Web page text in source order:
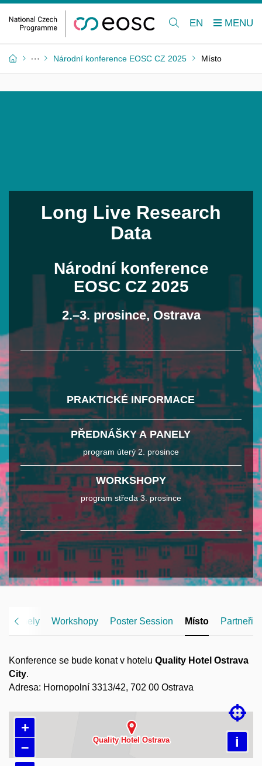
EN
Národní konference EOSC CZ 2025 Místo
Long Live Research
Data
Národní konference
EOSC CZ 2025
2.–3. prosince, Ostrava
PRAKTICKÉ INFORMACE
PŘEDNÁŠKY A PANELY
program úterý 2. prosince
WORKSHOPY
program středa 3. prosince
a panely Workshopy Poster Session Místo Partneři
Konference se bude konat v hotelu Quality Hotel Ostrava
City.
Adresa: Hornopolní 3313/42, 702 00 Ostrava
Načítám mapu…
+
–
i
